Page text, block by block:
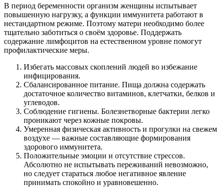
В период беременности организм женщины испытывает
повышенную нагрузку, а функции иммунитета работают в
нестандартном режиме. Поэтому матери необходимо более
тщательно заботиться о своём здоровье. Поддержать
содержание лимфоцитов на естественном уровне помогут
профилактические меры.
Избегать массовых скоплений людей во избежание
инфицирования.
Сбалансированное питание. Пища должна содержать
достаточное количество витаминов, клетчатки, белков и
углеводов.
Соблюдение гигиены. Болезнетворные бактерии легко
проникают через кожные покровы.
Умеренная физическая активность и прогулки на свежем
воздухе — важные составляющие формирования
здорового иммунитета.
Положительные эмоции и отсутствие стрессов.
Абсолютно не испытывать переживаний невозможно,
но следует стараться любое негативное явление
принимать спокойно и уравновешенно.